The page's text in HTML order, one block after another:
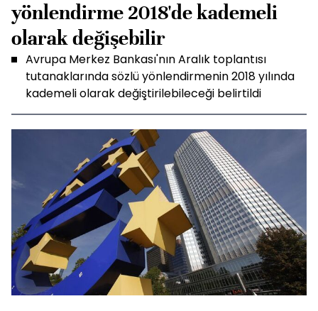
yönlendirme 2018'de kademeli
olarak değişebilir
Avrupa Merkez Bankası'nın Aralık toplantısı
tutanaklarında sözlü yönlendirmenin 2018 yılında
kademeli olarak değiştirilebileceği belirtildi